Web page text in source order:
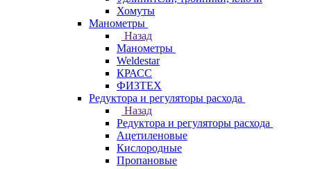
Хомуты
Манометры
Назад
Манометры
Weldestar
КРАСС
ФИЗТЕХ
Редуктора и регуляторы расхода
Назад
Редуктора и регуляторы расхода
Ацетиленовые
Кислородные
Пропановые